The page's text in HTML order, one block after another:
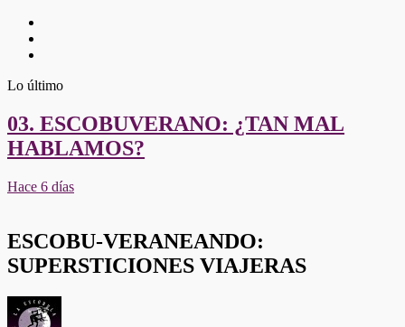
Lo último
03. ESCOBUVERANO: ¿TAN MAL
HABLAMOS?
Hace 6 días
ESCOBU-VERANEANDO:
SUPERSTICIONES VIAJERAS